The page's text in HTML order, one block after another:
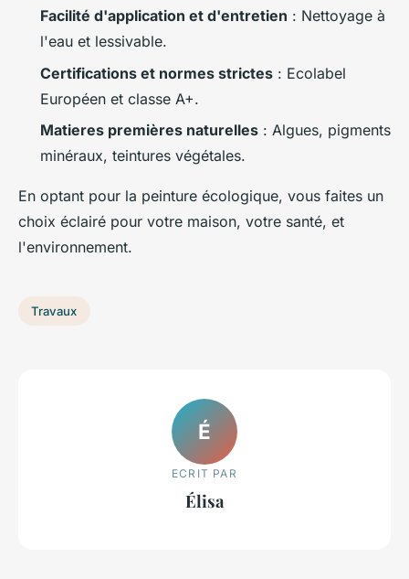
Facilité d'application et d'entretien : Nettoyage à
l'eau et lessivable.
Certifications et normes strictes : Ecolabel
Européen et classe A+.
Matieres premières naturelles : Algues, pigments
minéraux, teintures végétales.
En optant pour la peinture écologique, vous faites un
choix éclairé pour votre maison, votre santé, et
l'environnement.
Travaux
É
ECRIT PAR
Élisa